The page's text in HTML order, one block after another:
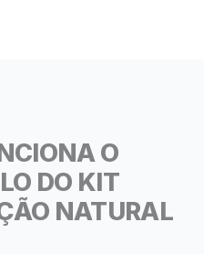
O
DO KIT
NATURAL